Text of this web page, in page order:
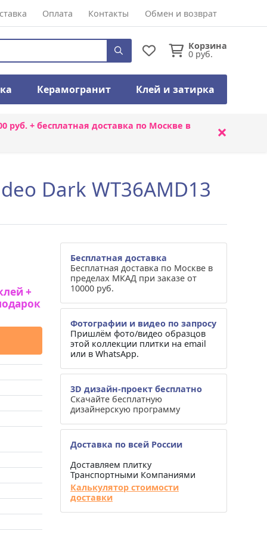
Оплата Контакты Обмен и возврат
Корзина
0 руб.
Керамогранит Клей и затирка
руб. + бесплатная доставка по Москве в ×
Dark WT36AMD13
+
Бесплатная доставка
Бесплатная доставка по Москве в
пределах МКАД при заказе от
10000 руб.
Фотографии и видео по запросу
Пришлём фото/видео образцов
этой коллекции плитки на email
или в WhatsApp.
3D дизайн-проект бесплатно
Скачайте бесплатную
дизайнерскую программу
Доставка по всей России
Доставляем плитку
Транспортными Компаниями
Калькулятор стоимости
доставки